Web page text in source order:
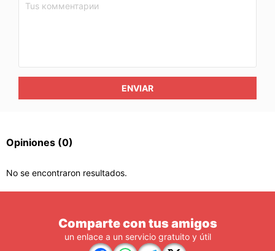
ENVIAR
Opiniones (0)
No se encontraron resultados.
Comparte con tus amigos
un enlace a un servicio gratuito y útil